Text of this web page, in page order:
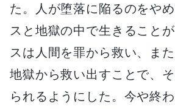
た。人が堕落に陥るのをや
スと地獄の中で生きること
スは人間を罪から救い、ま
地獄から救い出すことで、
られるようにした。今や終